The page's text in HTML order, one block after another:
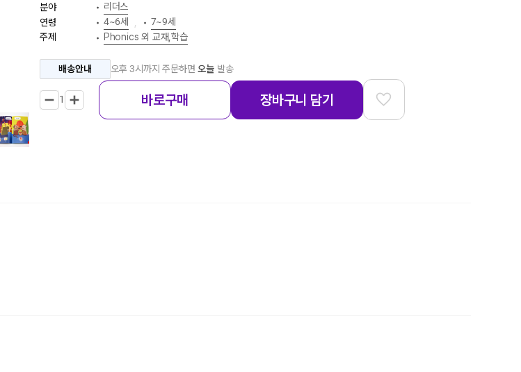
분야
• 리더스
연령
• 4~6세 • 7~9세
주제
• Phonics 외 교재,학습
배송안내 오후 3시까지 주문하면오늘 발송
1 바로구매 장바구니 담기